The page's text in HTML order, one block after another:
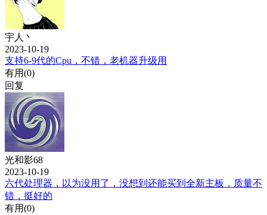
宇人丶
2023-10-19
支持6-9代的Cpu，不错，老机器升级用
有用(0)
回复
光和影68
2023-10-19
六代处理器，以为没用了，没想到还能买到全新主板，质量不
错，挺好的
有用(0)